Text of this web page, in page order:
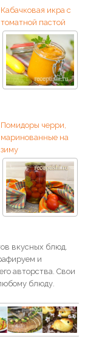
Кабачковая икра с
томатной пастой
Помидоры черри,
маринованные на
зиму
вкусных блюд.
и
авторства. Свои
блюду.